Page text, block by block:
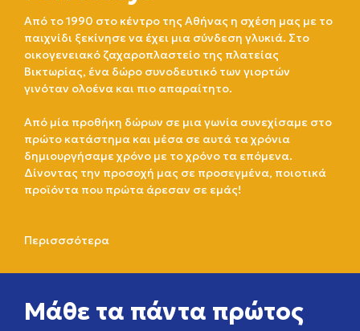
Από το 1990 στο κέντρο της Αθήνας η σχέση μας με το
παιχνίδι ξεκίνησε να έχει μια σύνδεση γλυκιά. Στο
οικογενειακό ζαχαροπλαστείο της πλατείας
Βικτωρίας, ένα δώρο συνοδευτικό των γιορτών
γινόταν ολοένα και πιο απαραίτητο.
Από μία προθήκη δώρων σε μια γωνία συνεχίσαμε στο
πρώτο κατάστημα και μέσα σε αυτά τα χρόνια
δημιουργήσαμε χρόνο με το χρόνο τα επόμενα.
Δίνοντας την προσοχή μας σε προσεγμένα, ποιοτικά
προϊόντα που πρώτα άρεσαν σε εμάς!
Περισσσότερα
Μάθε τα πάντα πρώτος